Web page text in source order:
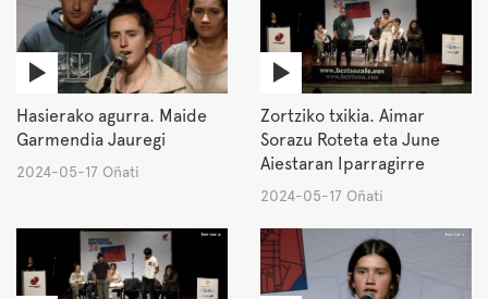
Hasierako agurra. Maide
Garmendia Jauregi
2024-05-17 Oñati
Zortziko txikia. Aimar
Sorazu Roteta eta June
Aiestaran Iparragirre
2024-05-17 Oñati